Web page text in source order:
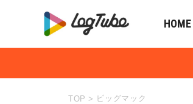
HOME
TOP > ビッグマック